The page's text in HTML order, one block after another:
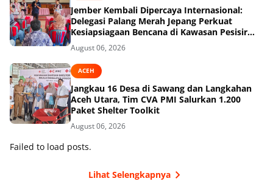
Jember Kembali Dipercaya Internasional:
Delegasi Palang Merah Jepang Perkuat
Kesiapsiagaan Bencana di Kawasan Pesisir
dan Sekolah
August 06, 2026
ACEH
Jangkau 16 Desa di Sawang dan Langkahan
Aceh Utara, Tim CVA PMI Salurkan 1.200
Paket Shelter Toolkit
August 06, 2026
Failed to load posts.
Lihat Selengkapnya